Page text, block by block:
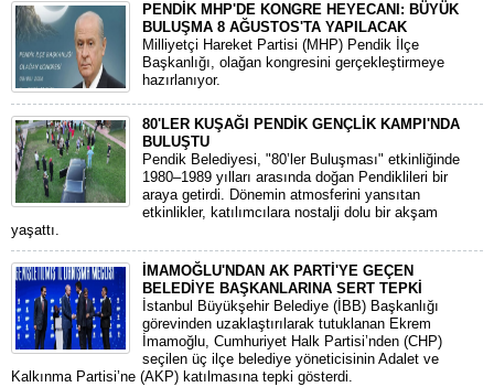
PENDİK MHP'DE KONGRE HEYECANI: BÜYÜK
BULUŞMA 8 AĞUSTOS'TA YAPILACAK
​Milliyetçi Hareket Partisi (MHP) Pendik İlçe
Başkanlığı, olağan kongresini gerçekleştirmeye
hazırlanıyor.
80'LER KUŞAĞI PENDİK GENÇLİK KAMPI'NDA
BULUŞTU
Pendik Belediyesi, "80’ler Buluşması" etkinliğinde
1980–1989 yılları arasında doğan Pendiklileri bir
araya getirdi. Dönemin atmosferini yansıtan
etkinlikler, katılımcılara nostalji dolu bir akşam
yaşattı.
İMAMOĞLU'NDAN AK PARTİ'YE GEÇEN
BELEDİYE BAŞKANLARINA SERT TEPKİ
​İstanbul Büyükşehir Belediye (İBB) Başkanlığı
görevinden uzaklaştırılarak tutuklanan Ekrem
İmamoğlu, Cumhuriyet Halk Partisi’nden (CHP)
seçilen üç ilçe belediye yöneticisinin Adalet ve
Kalkınma Partisi’ne (AKP) katılmasına tepki gösterdi.